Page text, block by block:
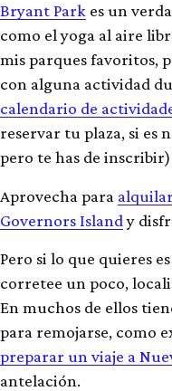
Bryant Park es un
como el yoga al aire
mis parques favoritos,
con alguna actividad
calendario de
reservar tu plaza, si es
pero te has de
Aprovecha para
Governors Islandy
Pero si lo que quieres
corretee un poco,
En muchos de ellos
para remojarse, como
preparar un viaje a
antelación.